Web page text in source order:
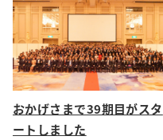
おかげさまで39期目がスタ
ートしました